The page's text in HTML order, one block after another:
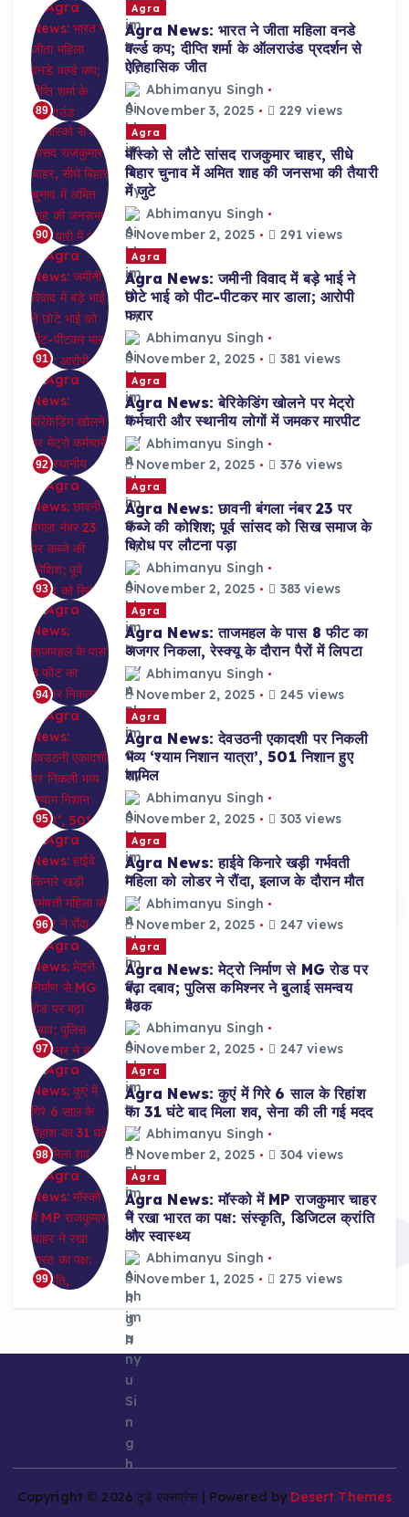
89
Agra
Agra News: भारत ने जीता महिला वनडे
वर्ल्ड कप; दीप्ति शर्मा के ऑलराउंड प्रदर्शन से
ऐतिहासिक जीत
Abhimanyu Singh
November 3, 2025
229 views
90
Agra
मॉस्को से लौटे सांसद राजकुमार चाहर, सीधे
बिहार चुनाव में अमित शाह की जनसभा की तैयारी
में जुटे
Abhimanyu Singh
November 2, 2025
291 views
91
Agra
Agra News: जमीनी विवाद में बड़े भाई ने
छोटे भाई को पीट-पीटकर मार डाला; आरोपी
फरार
Abhimanyu Singh
November 2, 2025
381 views
92
Agra
Agra News: बेरिकेडिंग खोलने पर मेट्रो
कर्मचारी और स्थानीय लोगों में जमकर मारपीट
Abhimanyu Singh
November 2, 2025
376 views
93
Agra
Agra News: छावनी बंगला नंबर 23 पर
कब्जे की कोशिश; पूर्व सांसद को सिख समाज के
विरोध पर लौटना पड़ा
Abhimanyu Singh
November 2, 2025
383 views
94
Agra
Agra News: ताजमहल के पास 8 फीट का
अजगर निकला, रेस्क्यू के दौरान पैरों में लिपटा
Abhimanyu Singh
November 2, 2025
245 views
95
Agra
Agra News: देवउठनी एकादशी पर निकली
भव्य ‘श्याम निशान यात्रा’, 501 निशान हुए
शामिल
Abhimanyu Singh
November 2, 2025
303 views
96
Agra
Agra News: हाईवे किनारे खड़ी गर्भवती
महिला को लोडर ने रौंदा, इलाज के दौरान मौत
Abhimanyu Singh
November 2, 2025
247 views
97
Agra
Agra News: मेट्रो निर्माण से MG रोड पर
बढ़ा दबाव; पुलिस कमिश्नर ने बुलाई समन्वय
बैठक
Abhimanyu Singh
November 2, 2025
247 views
98
Agra
Agra News: कुएं में गिरे 6 साल के रिहांश
का 31 घंटे बाद मिला शव, सेना की ली गई मदद
Abhimanyu Singh
November 2, 2025
304 views
99
Agra
Agra News: मॉस्को में MP राजकुमार चाहर
ने रखा भारत का पक्ष: संस्कृति, डिजिटल क्रांति
और स्वास्थ्य
Abhimanyu Singh
November 1, 2025
275 views
Copyright © 2026 टुडे एक्सप्रेस | Powered by Desert Themes